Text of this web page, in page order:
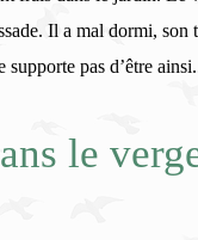
Il a mal dormi, son
pas d’être
le